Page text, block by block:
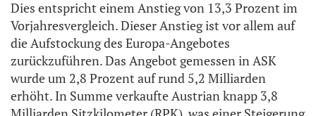
Dies entspricht einem Anstieg von 13,3 Prozent im
Vorjahresvergleich. Dieser Anstieg ist vor allem auf
die Aufstockung des Europa-Angebotes
zurückzuführen. Das Angebot gemessen in ASK
wurde um 2,8 Prozent auf rund 5,2 Milliarden
erhöht. In Summe verkaufte Austrian knapp 3,8